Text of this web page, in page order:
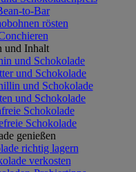
to-Bar
rösten
und Inhalt
und Schokolade
und Schokolade
und Schokolade
und Schokolade
Schokolade
Schokolade
genießen
richtig lagern
verkosten